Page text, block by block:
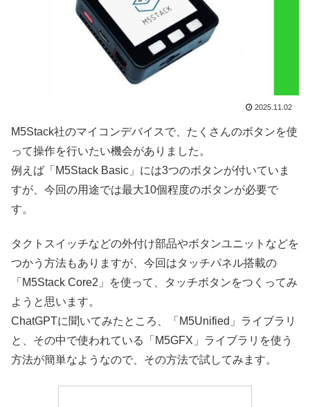
2025.11.02
M5Stack社のマイコンデバイスで、たくさんのボタンを使
って操作を行いたい機会がありました。
例えば「M5Stack Basic」には3つのボタンが付いていま
すが、今回の用途では最大10個程度のボタンが必要で
す。
タクトスイッチなどの外付け部品やボタンユニットなどを
つかう方法もありますが、今回はタッチパネル搭載の
「M5Stack Core2」を使って、タッチボタンをつくってみ
ようと思います。
ChatGPTに聞いてみたところ、「M5Unified」ライブラリ
と、その中で使われている「M5GFX」ライブラリを使う
方法が簡単なようなので、その方法で試してみます。